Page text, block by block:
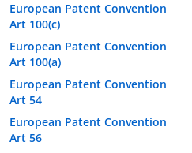
European Patent Convention
Art 100(c)
European Patent Convention
Art 100(a)
European Patent Convention
Art 54
European Patent Convention
Art 56